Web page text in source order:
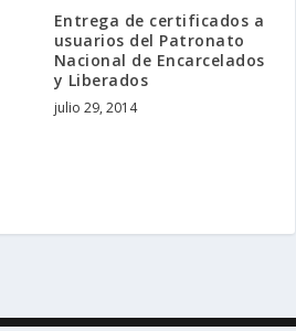
Entrega de certificados a
usuarios del Patronato
Nacional de Encarcelados
y Liberados
julio 29, 2014